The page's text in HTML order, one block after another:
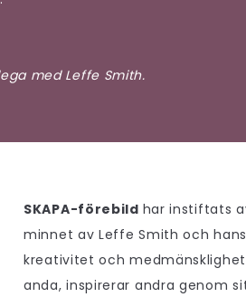
med Leffe Smith.
SKAPA-förebild har instiftats
minnet av Leffe Smith och
kreativitet och
anda, inspirerar andra genom